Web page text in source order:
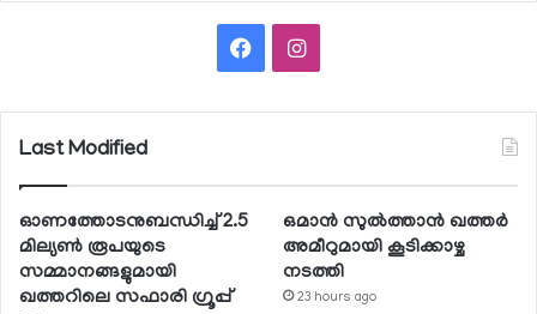
FacebookInstagram
Last Modified
ഓണത്തോടനുബന്ധിച്ച് 2.5
മില്യണ്‍ രൂപയുടെ
സമ്മാനങ്ങളുമായി
ഖത്തറിലെ സഫാരി ഗ്രൂപ്പ്
ഒമാന്‍ സുല്‍ത്താന്‍ ഖത്തര്‍
അമീറുമായി കൂടിക്കാഴ്ച
നടത്തി
23 hours ago